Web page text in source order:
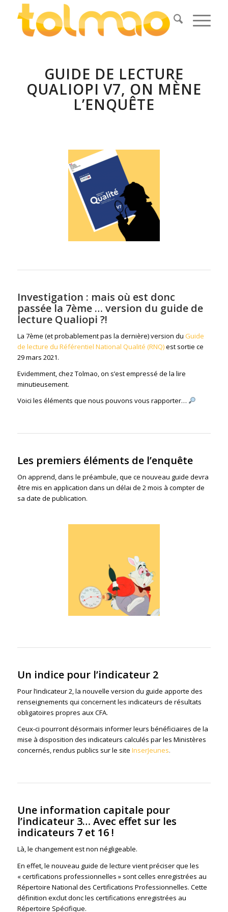
GUIDE DE LECTURE
QUALIOPI V7, ON MÈNE
L’ENQUÊTE
Investigation : mais où est donc
passée la 7ème … version du guide de
lecture Qualiopi ?!
La 7ème (et probablement pas la dernière) version du Guide
de lecture du Référentiel National Qualité (RNQ)est sortie ce
29 mars 2021.
Evidemment, chez Tolmao, on s’est empressé de la lire
minutieusement.
Voici les éléments que nous pouvons vous rapporter…
Les premiers éléments de l’enquête
On apprend, dans le préambule, que ce nouveau guide devra
être mis en application dans un délai de 2 mois à compter de
sa date de publication.
Un indice pour l’indicateur 2
Pour l’indicateur 2, la nouvelle version du guide apporte des
renseignements qui concernent les indicateurs de résultats
obligatoires propres aux CFA.
Ceux-ci pourront désormais informer leurs bénéficiaires de la
mise à disposition des indicateurs calculés par les Ministères
concernés, rendus publics sur le site InserJeunes.
Une information capitale pour
l’indicateur 3… Avec effet sur les
indicateurs 7 et 16 !
Là, le changement est non négligeable.
En effet, le nouveau guide de lecture vient préciser que les
« certifications professionnelles » sont celles enregistrées au
Répertoire National des Certifications Professionnelles. Cette
définition exclut donc les certifications enregistrées au
Répertoire Spécifique.